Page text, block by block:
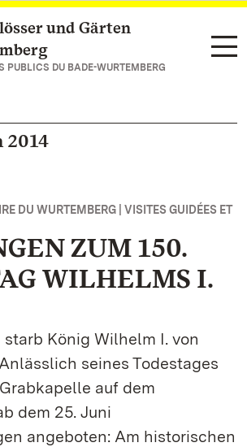
und Gärten
PUBLICS DU BADE-WURTEMBERG
2014
DU WURTEMBERG | VISITES GUIDÉES ET
ZUM 150.
WILHELMS I.
starb König Wilhelm I. von
seines Todestages
auf dem
dem 25. Juni
angeboten: Am historischen